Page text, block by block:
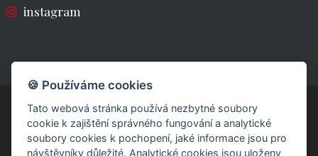
instagram
🍪 Používáme cookies
Tato webová stránka používá nezbytné soubory
cookie k zajištění správného fungování a analytické
soubory cookies k pochopení, jaké informace jsou pro
návštěvníky důležité. Analytické cookies jsou uloženy